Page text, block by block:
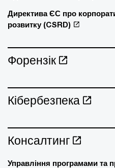
Директива ЄС про
розвитку (CSRD)
Форензік
Кібербезпека
Консалтинг
Управління програмами та